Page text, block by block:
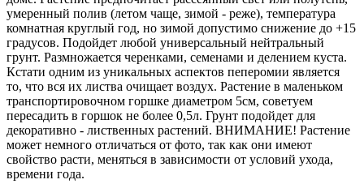
умеренный полив (летом чаще, зимой - реже), температура
комнатная круглый год, но зимой допустимо снижение до +15
градусов. Подойдет любой универсальный нейтральный
грунт. Размножается черенками, семенами и делением куста.
Кстати одним из уникальных аспектов пеперомии является
то, что вся их листва очищает воздух. Растение в маленьком
транспортировочном горшке диаметром 5см, советуем
пересадить в горшок не более 0,5л. Грунт подойдет для
декоративно - лиственных растений. ВНИМАНИЕ! Растение
может немного отличаться от фото, так как они имеют
свойство расти, меняться в зависимости от условий ухода,
времени года.